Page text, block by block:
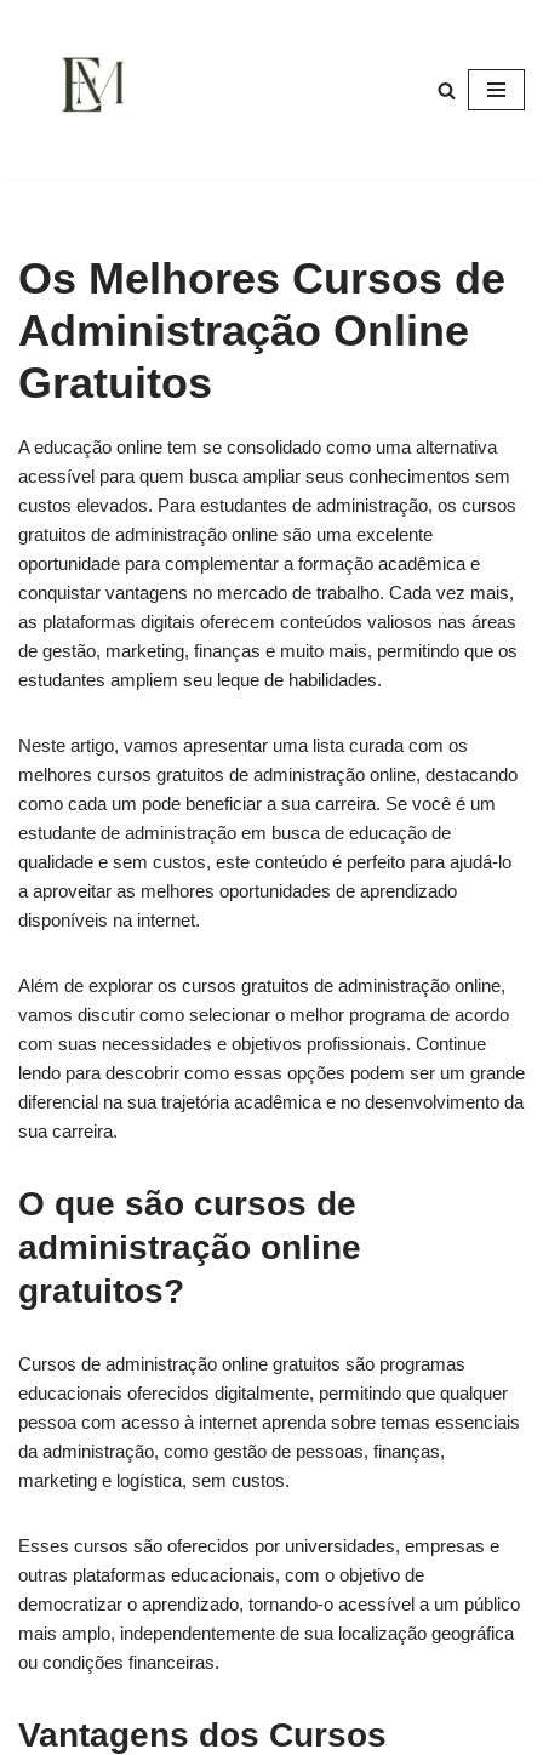
Os Melhores Cursos de
Administração Online
Gratuitos
A educação online tem se consolidado como uma alternativa
acessível para quem busca ampliar seus conhecimentos sem
custos elevados. Para estudantes de administração, os cursos
gratuitos de administração online são uma excelente
oportunidade para complementar a formação acadêmica e
conquistar vantagens no mercado de trabalho. Cada vez mais,
as plataformas digitais oferecem conteúdos valiosos nas áreas
de gestão, marketing, finanças e muito mais, permitindo que os
estudantes ampliem seu leque de habilidades.
Neste artigo, vamos apresentar uma lista curada com os
melhores cursos gratuitos de administração online, destacando
como cada um pode beneficiar a sua carreira. Se você é um
estudante de administração em busca de educação de
qualidade e sem custos, este conteúdo é perfeito para ajudá-lo
a aproveitar as melhores oportunidades de aprendizado
disponíveis na internet.
Além de explorar os cursos gratuitos de administração online,
vamos discutir como selecionar o melhor programa de acordo
com suas necessidades e objetivos profissionais. Continue
lendo para descobrir como essas opções podem ser um grande
diferencial na sua trajetória acadêmica e no desenvolvimento da
sua carreira.
O que são cursos de
administração online
gratuitos?
Cursos de administração online gratuitos são programas
educacionais oferecidos digitalmente, permitindo que qualquer
pessoa com acesso à internet aprenda sobre temas essenciais
da administração, como gestão de pessoas, finanças,
marketing e logística, sem custos.
Esses cursos são oferecidos por universidades, empresas e
outras plataformas educacionais, com o objetivo de
democratizar o aprendizado, tornando-o acessível a um público
mais amplo, independentemente de sua localização geográfica
ou condições financeiras.
Vantagens dos Cursos